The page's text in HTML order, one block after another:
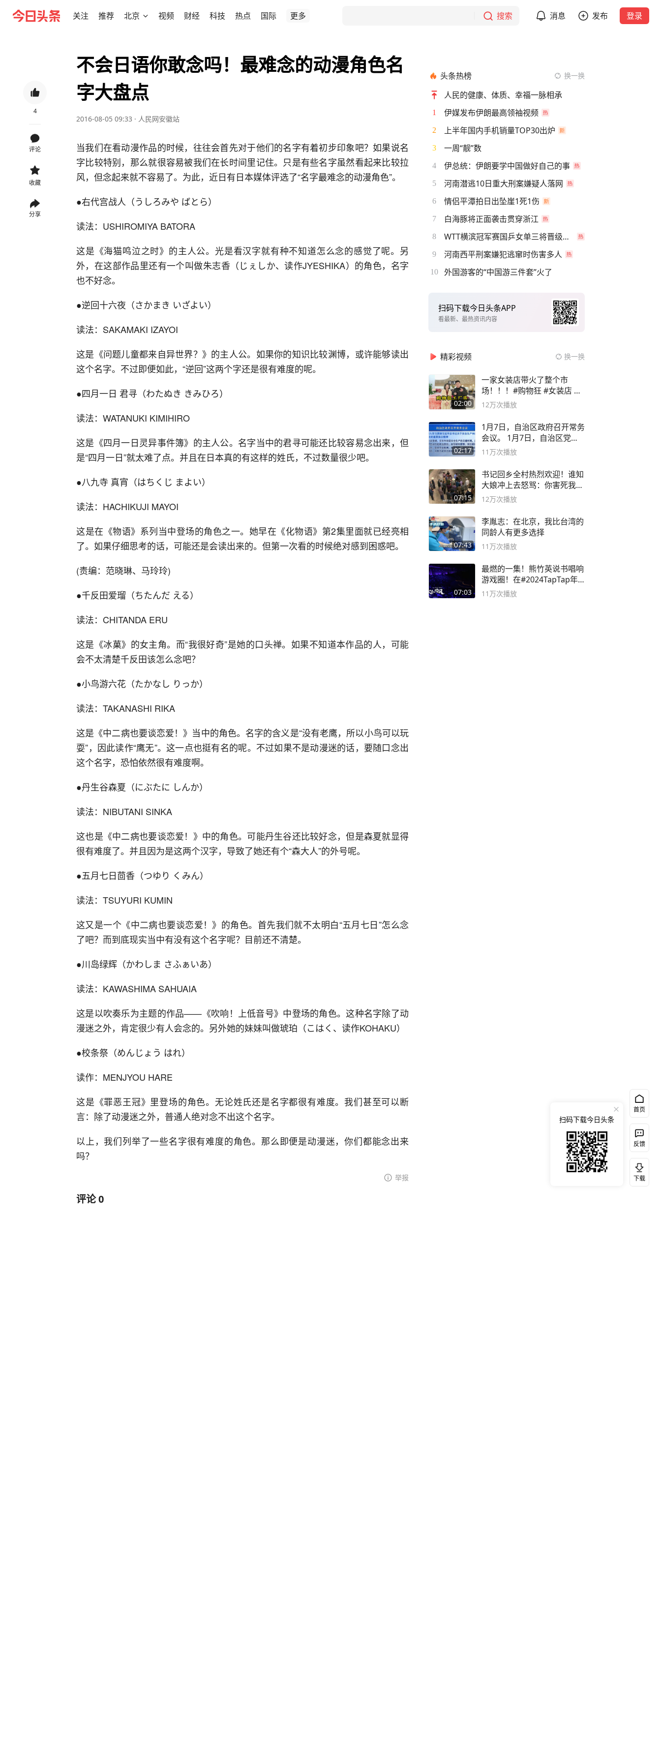
关注 推荐 北京 视频 财经 科技 热点 国际 更多 搜索 消息 发布 登录
4
评论
收藏
分享
不会日语你敢念吗！最难念的动漫角色名
字大盘点
2016-08-05 09:33 · 人民网安徽站
当我们在看动漫作品的时候，往往会首先对于他们的名字有着初步印象吧？如果说名
字比较特别，那么就很容易被我们在长时间里记住。只是有些名字虽然看起来比较拉
风，但念起来就不容易了。为此，近日有日本媒体评选了“名字最难念的动漫角色”。
●右代宫战人（うしろみや ばとら）
读法：USHIROMIYA BATORA
这是《海猫鸣泣之时》的主人公。光是看汉字就有种不知道怎么念的感觉了呢。另
外，在这部作品里还有一个叫做朱志香（じぇしか、读作JYESHIKA）的角色，名字
也不好念。
●逆回十六夜（さかまき いざよい）
读法：SAKAMAKI IZAYOI
这是《问题儿童都来自异世界？》的主人公。如果你的知识比较渊博，或许能够读出
这个名字。不过即便如此，“逆回”这两个字还是很有难度的呢。
●四月一日 君寻（わたぬき きみひろ）
读法：WATANUKI KIMIHIRO
这是《四月一日灵异事件簿》的主人公。名字当中的君寻可能还比较容易念出来，但
是“四月一日”就太难了点。并且在日本真的有这样的姓氏，不过数量很少吧。
●八九寺 真宵（はちくじ まよい）
读法：HACHIKUJI MAYOI
这是在《物语》系列当中登场的角色之一。她早在《化物语》第2集里面就已经亮相
了。如果仔细思考的话，可能还是会读出来的。但第一次看的时候绝对感到困惑吧。
(责编：范晓琳、马玲玲)
●千反田爱瑠（ちたんだ える）
读法：CHITANDA ERU
这是《冰菓》的女主角。而“我很好奇”是她的口头禅。如果不知道本作品的人，可能
会不太清楚千反田该怎么念吧？
●小鸟游六花（たかなし りっか）
读法：TAKANASHI RIKA
这是《中二病也要谈恋爱！》当中的角色。名字的含义是“没有老鹰，所以小鸟可以玩
耍”，因此读作“鹰无”。这一点也挺有名的呢。不过如果不是动漫迷的话，要随口念出
这个名字，恐怕依然很有难度啊。
●丹生谷森夏（にぶたに しんか）
读法：NIBUTANI SINKA
这也是《中二病也要谈恋爱！》中的角色。可能丹生谷还比较好念，但是森夏就显得
很有难度了。并且因为是这两个汉字，导致了她还有个“森大人”的外号呢。
●五月七日茴香（つゆり くみん）
读法：TSUYURI KUMIN
这又是一个《中二病也要谈恋爱！》的角色。首先我们就不太明白“五月七日”怎么念
了吧？而到底现实当中有没有这个名字呢？目前还不清楚。
●川岛绿辉（かわしま さふぁいあ）
读法：KAWASHIMA SAHUAIA
这是以吹奏乐为主题的作品——《吹响！上低音号》中登场的角色。这种名字除了动
漫迷之外，肯定很少有人会念的。另外她的妹妹叫做琥珀（こはく、读作KOHAKU）
●校条祭（めんじょう はれ）
读作：MENJYOU HARE
这是《罪恶王冠》里登场的角色。无论姓氏还是名字都很有难度。我们甚至可以断
言：除了动漫迷之外，普通人绝对念不出这个名字。
以上，我们列举了一些名字很有难度的角色。那么即便是动漫迷，你们都能念出来
吗？
举报
评论0
头条热榜 换一换
人民的健康、体质、幸福一脉相承
1 伊媒发布伊朗最高领袖视频
2 上半年国内手机销量TOP30出炉
3 一周“靓”数
4 伊总统：伊朗要学中国做好自己的事
5 河南潜逃10日重大刑案嫌疑人落网
6 情侣平潭拍日出坠崖1死1伤
7 白海豚将正面袭击贯穿浙江
8 WTT横滨冠军赛国乒女单三将晋级四强
9 河南西平刑案嫌犯逃窜时伤害多人
10 外国游客的“中国游三件套”火了
扫码下载今日头条APP
看最新、最热资讯内容
精彩视频 换一换
02:00
一家女装店带火了整个市
场！！！#购物狂 #女装店 #
高品质女装
12万次播放
02:17
1月7日，自治区政府召开常务
会议。 1月7日，自治区党委
副书记
11万次播放
07:15
书记回乡全村热烈欢迎！谁知
大娘冲上去怒骂：你害死我儿
子
12万次播放
07:43
李胤志：在北京，我比台湾的
同龄人有更多选择
11万次播放
07:03
最燃的一集！熊竹英说书唱响
游戏圈！在#2024TapTap年
度游戏大赏
11万次播放
首页
反馈
下载
扫码下载今日头条